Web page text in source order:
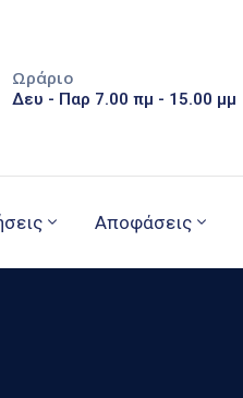
Ωράριο
Δευ - Παρ 7.00 πμ - 15.00 μμ
Αποφάσεις